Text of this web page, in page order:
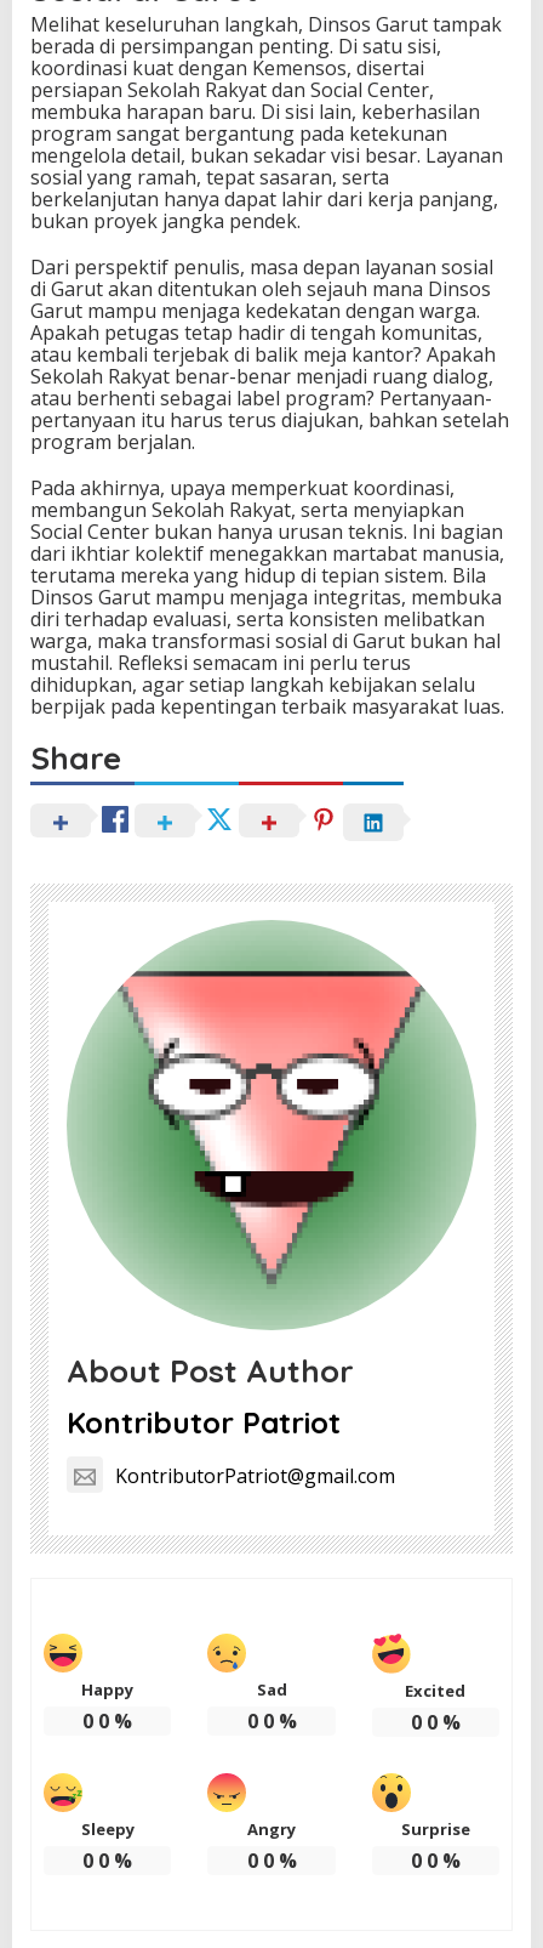
Melihat keseluruhan langkah, Dinsos Garut tampak
berada di persimpangan penting. Di satu sisi,
koordinasi kuat dengan Kemensos, disertai
persiapan Sekolah Rakyat dan Social Center,
membuka harapan baru. Di sisi lain, keberhasilan
program sangat bergantung pada ketekunan
mengelola detail, bukan sekadar visi besar. Layanan
sosial yang ramah, tepat sasaran, serta
berkelanjutan hanya dapat lahir dari kerja panjang,
bukan proyek jangka pendek.
Dari perspektif penulis, masa depan layanan sosial
di Garut akan ditentukan oleh sejauh mana Dinsos
Garut mampu menjaga kedekatan dengan warga.
Apakah petugas tetap hadir di tengah komunitas,
atau kembali terjebak di balik meja kantor? Apakah
Sekolah Rakyat benar-benar menjadi ruang dialog,
atau berhenti sebagai label program? Pertanyaan-
pertanyaan itu harus terus diajukan, bahkan setelah
program berjalan.
Pada akhirnya, upaya memperkuat koordinasi,
membangun Sekolah Rakyat, serta menyiapkan
Social Center bukan hanya urusan teknis. Ini bagian
dari ikhtiar kolektif menegakkan martabat manusia,
terutama mereka yang hidup di tepian sistem. Bila
Dinsos Garut mampu menjaga integritas, membuka
diri terhadap evaluasi, serta konsisten melibatkan
warga, maka transformasi sosial di Garut bukan hal
mustahil. Refleksi semacam ini perlu terus
dihidupkan, agar setiap langkah kebijakan selalu
berpijak pada kepentingan terbaik masyarakat luas.
Share
About Post Author
Kontributor Patriot
KontributorPatriot@gmail.com
Happy
0 0 %
Sad
0 0%
Excited
0 0%
Sleepy
0 0 %
Angry
0 0%
Surprise
0 0%